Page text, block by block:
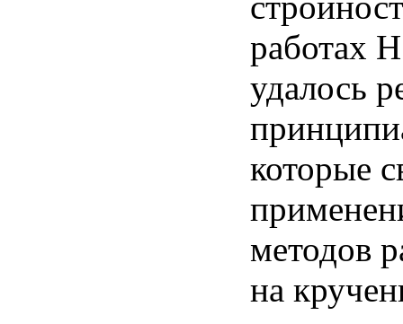
работах
удалось
которые
методов
на